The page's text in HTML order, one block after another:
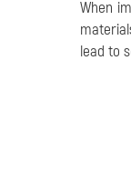
When
lead to